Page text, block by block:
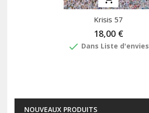
Krisis 57
18,00 €
done Dans Liste d'envies
NOUVEAUX PRODUITS